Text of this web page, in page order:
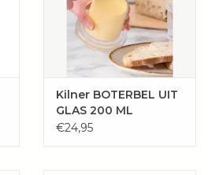
Kilner BOTERBEL UIT
GLAS 200 ML
€24,95